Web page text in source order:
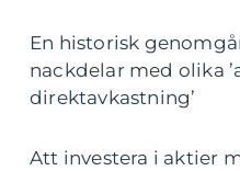
En historisk
nackdelar med olika
direktavkastning’
Att investera i aktier